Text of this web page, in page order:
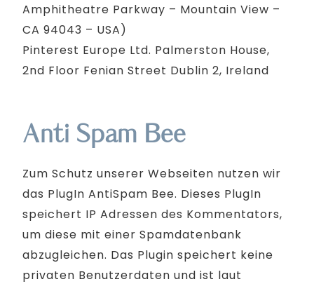
Amphitheatre Parkway – Mountain View –
CA 94043 – USA)
Pinterest Europe Ltd. Palmerston House,
2nd Floor Fenian Street Dublin 2, Ireland
Anti Spam Bee
Zum Schutz unserer Webseiten nutzen wir
das PlugIn AntiSpam Bee. Dieses PlugIn
speichert IP Adressen des Kommentators,
um diese mit einer Spamdatenbank
abzugleichen. Das Plugin speichert keine
privaten Benutzerdaten und ist laut